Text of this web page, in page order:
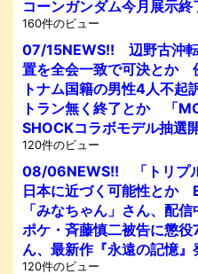
コーンガンダム今月展示終
160件のビュー
07/15NEWS!! 辺野古沖
置を全会一致で可決とか
トナム国籍の男性4人不
トラン無く終了とか 「
SHOCKコラボモデル抽選
120件のビュー
08/06NEWS!! 「トリプ
日本に近づく可能性とか
「みなちゃん」さん、配
ポケ・斉藤慎二被告に懲
ん、最新作『永遠の記憶
120件のビュー